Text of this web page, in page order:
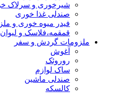
شیرخوری و سرلاک
صندلی غذا خوری
فیدر میوه خوری و
قمقمه،فلاسک و
ملزومات گردش و سفر
آغوش
روروئک
ساک لوازم
صندلی ماشین
کالسکه